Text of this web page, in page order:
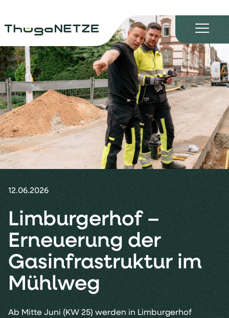
12.06.2026
Limburgerhof –
Erneuerung der
Gasinfrastruktur im
Mühlweg
Ab Mitte Juni (KW 25) werden in Limburgerhof